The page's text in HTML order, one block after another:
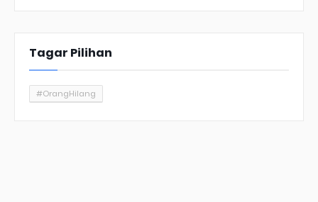
Tagar Pilihan
#OrangHilang